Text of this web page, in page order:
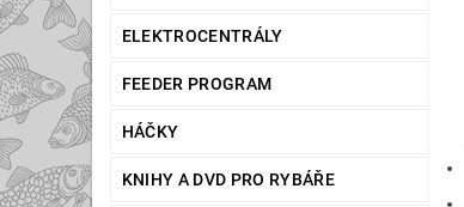
ELEKTROCENTRÁLY
FEEDER PROGRAM
HÁČKY
KNIHY A DVD PRO RYBÁŘE